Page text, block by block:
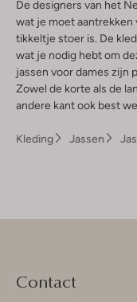
De designers van het
wat je moet aantrekken
tikkeltje stoer is. De
wat je nodig hebt om
jassen voor dames zijn
Zowel de korte als de
andere kant ook best
Kleding
Jassen
Contact